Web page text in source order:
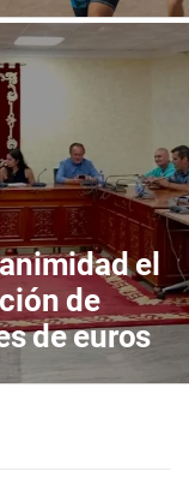
el
de
de euros